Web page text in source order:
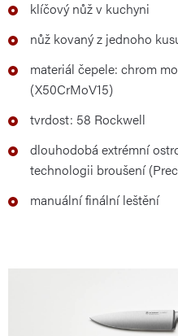
klíčový nůž v kuchyni
nůž kovaný z jednoho
materiál čepele: chrom
(X50CrMoV15)
tvrdost: 58 Rockwell
dlouhodobá extrémní
technologii broušení
manuální finální leštění